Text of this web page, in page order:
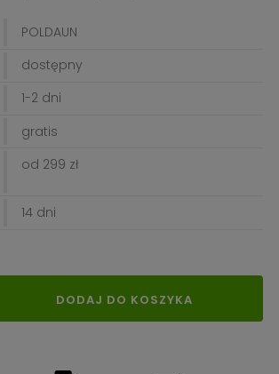
POLDAUN
dostępny
1-2 dni
gratis
od 299 zł
14 dni
DODAJ DO KOSZYKA